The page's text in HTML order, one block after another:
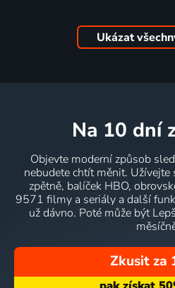
Ukázat
na 10 dní
Objevte moderní způsob
nebudete chtít měnit.
zpětně, balíček HBO,
9571 filmy a seriály a další
už dávno. Poté může být
Zkusit za